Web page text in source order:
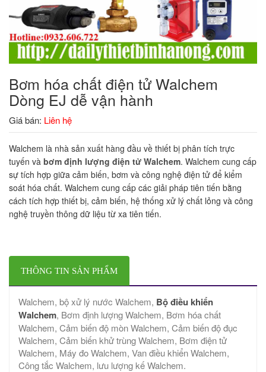
Bơm hóa chất điện tử Walchem
Dòng EJ dễ vận hành
Giá bán: Liên hệ
Walchem ​​là nhà sản xuất hàng đầu về thiết bị phân tích trực
tuyến và bơm định lượng điện tử Walchem. Walchem cung cấp
sự tích hợp giữa cảm biến, bơm và công nghệ điện tử để kiểm
soát hóa chất. Walchem cung cấp các giải pháp tiên tiến bằng
cách tích hợp thiết bị, cảm biến, hệ thống xử lý chất lỏng và công
nghệ truyền thông dữ liệu từ xa tiên tiến.
THÔNG TIN SẢN PHẨM
Walchem, bộ xử lý nước Walchem, Bộ điều khiển
Walchem, Bơm định lượng Walchem, Bơm hóa chất
Walchem, Cảm biến độ mòn Walchem, Cảm biến độ đục
Walchem, Cảm biến khử trùng Walchem, Bơm điện tử
Walchem, Máy đo Walchem, Van điều khiển Walchem,
Công tắc Walchem, lưu lượng kế Walchem.